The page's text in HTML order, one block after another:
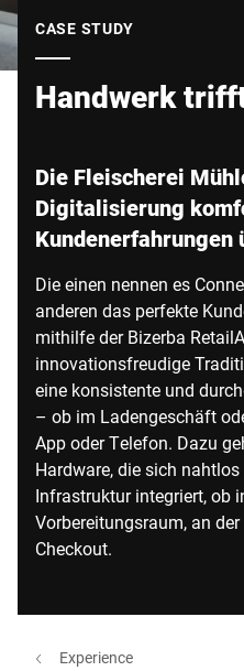
CASE STUDY
Handwerk
Die Fleischerei
Digitalisierung
Kundenerfahrungen
Die einen nennen es
anderen das perfekte
mithilfe der Bizerba
innovationsfreudige
eine konsistente und
– ob im Ladengeschäft
App oder Telefon. Dazu
Hardware, die sich
Infrastruktur integriert, ob
Vorbereitungsraum, an
Checkout.
Experience